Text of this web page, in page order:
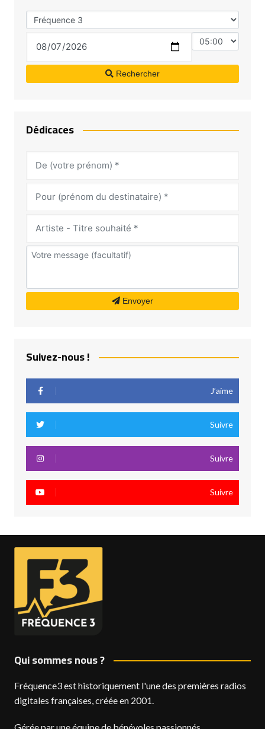
Rechercher
Dédicaces
Envoyer
Suivez-nous !
J’aime
Suivre
Suivre
Suivre
Qui sommes nous ?
Fréquence3 est historiquement l'une des premières radios
digitales françaises, créée en 2001.